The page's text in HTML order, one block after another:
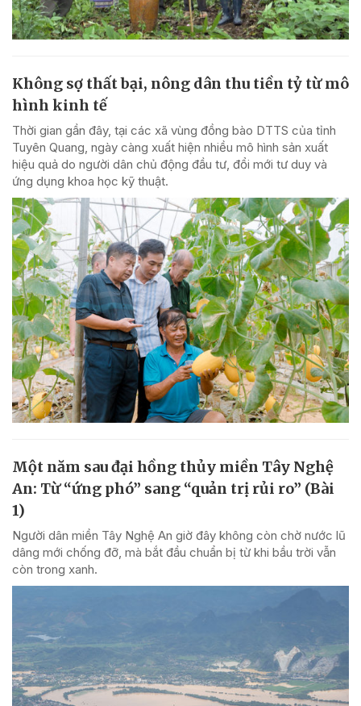
Không sợ thất bại, nông dân thu tiền tỷ từ mô
hình kinh tế
Thời gian gần đây, tại các xã vùng đồng bào DTTS của tỉnh
Tuyên Quang, ngày càng xuất hiện nhiều mô hình sản xuất
hiệu quả do người dân chủ động đầu tư, đổi mới tư duy và
ứng dụng khoa học kỹ thuật.
Một năm sau đại hồng thủy miền Tây Nghệ
An: Từ “ứng phó” sang “quản trị rủi ro” (Bài
1)
Người dân miền Tây Nghệ An giờ đây không còn chờ nước lũ
dâng mới chống đỡ, mà bắt đầu chuẩn bị từ khi bầu trời vẫn
còn trong xanh.